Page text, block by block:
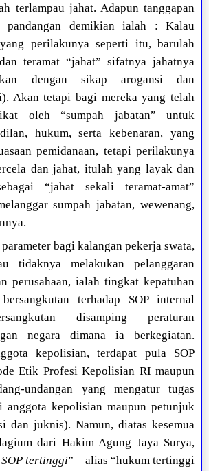
terlampau jahat. Adapun tanggapan
pandangan demikian ialah : Kalau
perilakunya seperti itu, barulah
teramat “jahat” sifatnya jahatnya
dengan sikap arogansi dan
Akan tetapi bagi mereka yang telah
oleh “sumpah jabatan” untuk
hukum, serta kebenaran, yang
pemidanaan, tetapi perilakunya
dan jahat, itulah yang layak dan
“jahat sekali teramat-amat”
sumpah jabatan, wewenang,
bagi kalangan pekerja swata,
tidaknya melakukan pelanggaran
perusahaan, ialah tingkat kepatuhan
terhadap SOP internal
disamping peraturan
negara dimana ia berkegiatan.
kepolisian, terdapat pula SOP
Etik Profesi Kepolisian RI maupun
undangan yang mengatur tugas
anggota kepolisian maupun petunjuk
dan juknis). Namun, diatas kesemua
dari Hakim Agung Jaya Surya,
tertinggi”—alias “hukum tertinggi